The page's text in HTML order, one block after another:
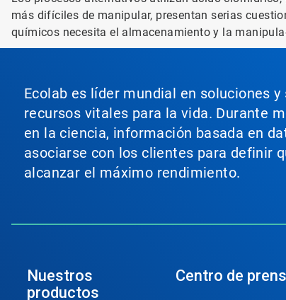
más difíciles de manipular, presentan serias
químicos necesita el almacenamiento y la
Ecolab es líder mundial en soluciones
recursos vitales para la vida. Durante
en la ciencia, información basada en
asociarse con los clientes para definir
alcanzar el máximo rendimiento.
Nuestros
productos
Centro de